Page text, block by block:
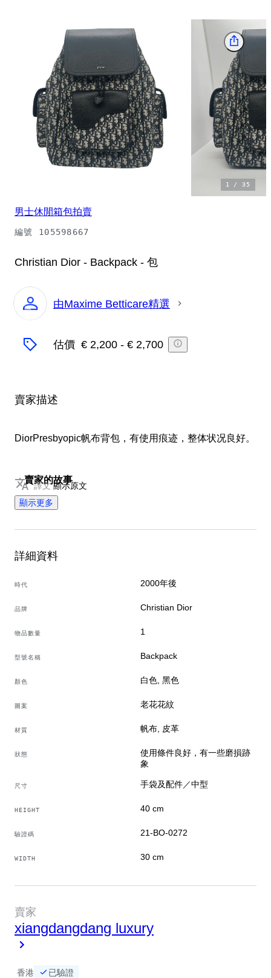
1 /35
男士休閒箱包拍賣
編號 105598667
Christian Dior - Backpack - 包
專
家
由Maxime Betticare精選
估價 € 2,200 - € 2,700
賣家描述
DiorPresbyopic帆布背包，有使用痕迹，整体状况良好。
賣家的故事
20年奢華時尚經驗，我們堅持好的產品有傳承價
譯文 顯示原文
顯示更多
詳細資料
時代 2000年後
品牌 Christian Dior
物品數量 1
型號名稱 Backpack
顏色 白色, 黑色
圖案 老花花紋
材質 帆布, 皮革
狀態
使用條件良好，有一些磨損跡
象
尺寸 手袋及配件／中型
HEIGHT 40 cm
驗證碼 21-BO-0272
WIDTH 30 cm
賣家
xiangdangdang luxury
香港 已驗證